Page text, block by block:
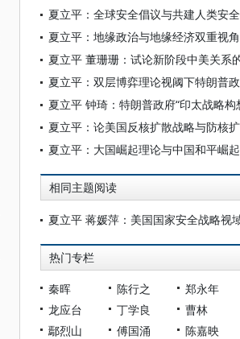
夏立平：大国崛起理论与中国和平崛起
相同主题阅读
热门专栏
秦晖 陈行之
郑永年
龙应台
丁学良
曹林
鄢烈山
傅国涌
陈嘉映